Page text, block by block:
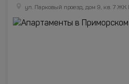
ул. Парковый проезд, дом 9, кв. 7